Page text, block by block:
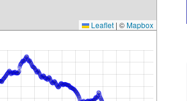
Leaflet | ©Mapbox